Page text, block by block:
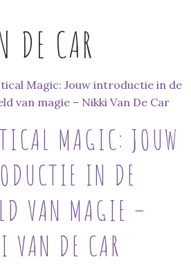
DE CAR
MAGIC: JOUW
IN DE
VAN MAGIE –
VAN DE CAR